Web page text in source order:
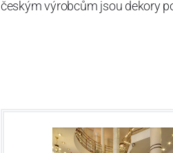
českým výrobcům jsou dekory